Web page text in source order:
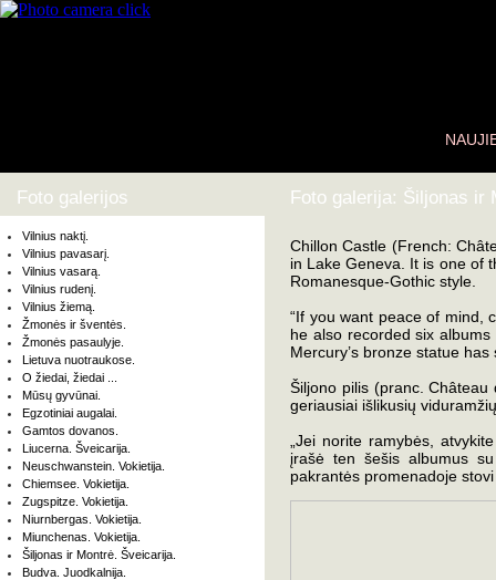
Foto galerijos
Vilnius naktį.
Vilnius pavasarį.
Vilnius vasarą.
Vilnius rudenį.
Vilnius žiemą.
Žmonės ir šventės.
Žmonės pasaulyje.
Lietuva nuotraukose.
O žiedai, žiedai ...
Mūsų gyvūnai.
Egzotiniai augalai.
Gamtos dovanos.
Liucerna. Šveicarija.
Neuschwanstein. Vokietija.
Chiemsee. Vokietija.
Zugspitze. Vokietija.
Niurnbergas. Vokietija.
Miunchenas. Vokietija.
Šiljonas ir Montrė. Šveicarija.
Budva. Juodkalnija.
Foto galerija: Šiljonas ir
Chillon Castle (French:
in Lake Geneva. It is one of
Romanesque-Gothic style.
“If you want peace of mind,
he also recorded six
Mercury’s bronze statue
Šiljono pilis (pranc.
geriausiai išlikusių
„Jei norite ramybės,
įrašė ten šešis albumus
pakrantės promenadoje